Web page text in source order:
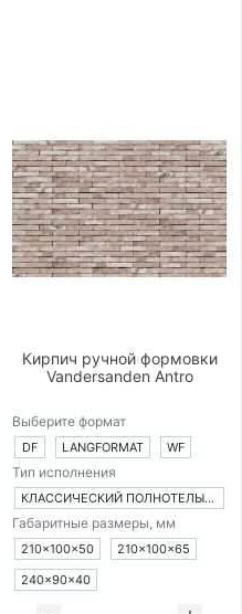
Кирпич ручной формовки
Vandersanden Antro
Выберите формат
DF LANGFORMAT WF
Тип исполнения
КЛАССИЧЕСКИЙ ПОЛНОТЕЛЫЙ КИРПИЧ
Габаритные размеры, мм
210×100×50
210×100×65
240×90×40